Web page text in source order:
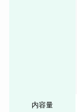
内容量